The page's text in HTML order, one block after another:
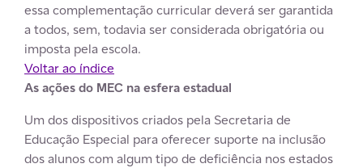
essa complementação curricular deverá ser garantida
a todos, sem, todavia ser considerada obrigatória ou
imposta pela escola.
Voltar ao índice
As ações do MEC na esfera estadual
Um dos dispositivos criados pela Secretaria de
Educação Especial para oferecer suporte na inclusão
dos alunos com algum tipo de deficiência nos estados